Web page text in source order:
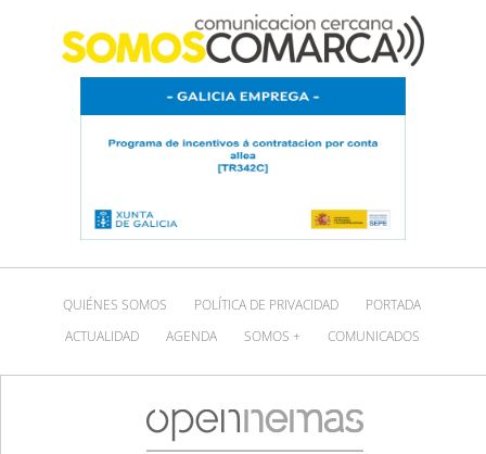
QUIÉNES SOMOS POLÍTICA DE PRIVACIDAD
PORTADA
ACTUALIDAD
AGENDA SOMOS + COMUNICADOS